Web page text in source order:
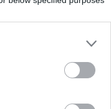
del